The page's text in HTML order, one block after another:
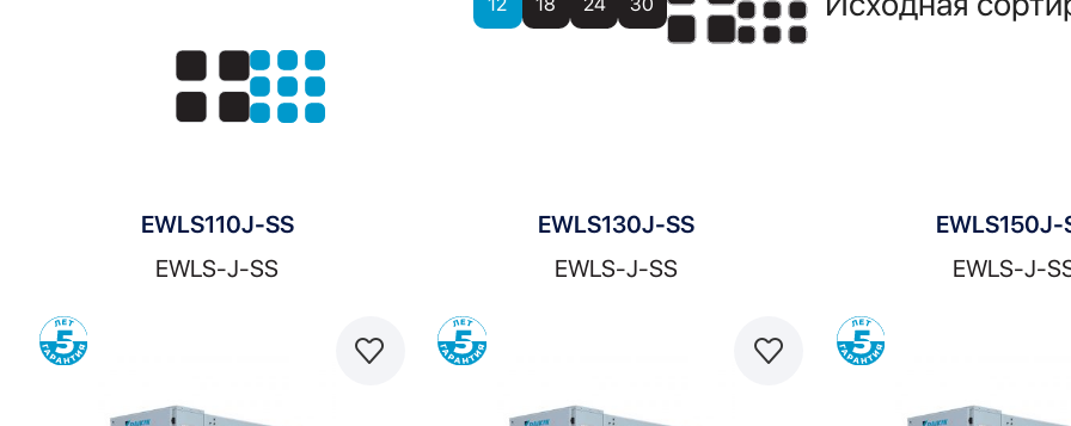
Показать:
EWLS110J-SS
EWLS-J-SS
EWLS130J-SS
EWLS-J-SS
EWLS150J-
EWLS-J-